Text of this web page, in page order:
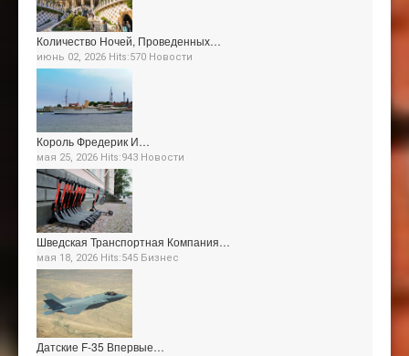
Количество Ночей, Проведенных…
июнь 02, 2026 Hits:570 Новости
Король Фредерик И…
мая 25, 2026 Hits:943 Новости
Шведская Транспортная Компания…
мая 18, 2026 Hits:545 Бизнес
Датские F-35 Впервые…